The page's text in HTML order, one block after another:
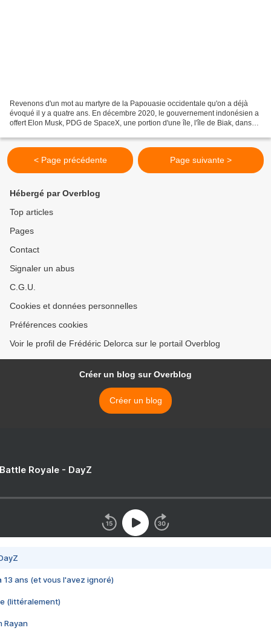
Revenons d'un mot au martyre de la Papouasie occidentale qu'on a déjà
évoqué il y a quatre ans. En décembre 2020, le gouvernement indonésien a
offert Elon Musk, PDG de SpaceX, une portion d'une île, l'île de Biak, dans
< Page précédente Page suivante >
Hébergé par Overblog
Top articles
Pages
Contact
Signaler un abus
C.G.U.
Cookies et données personnelles
Préférences cookies
Voir le profil de Frédéric Delorca sur le portail Overblog
Créer un blog sur Overblog
Créer un blog
Royale - DayZ
13 ans (et vous l'avez ignoré)
(littéralement)
Rayan